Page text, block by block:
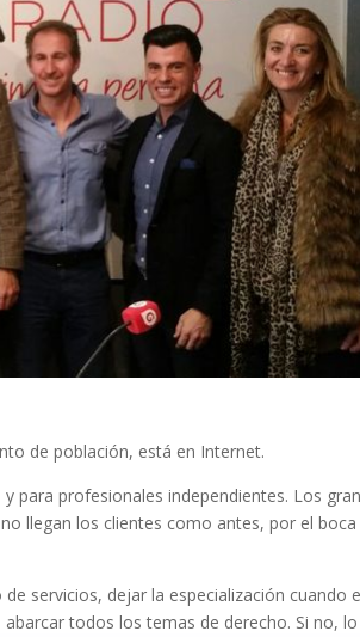
de población, está en Internet.
para profesionales independientes. Los
llegan los clientes como antes, por el
servicios, dejar la especialización cuando
todos los temas de derecho. Si no,